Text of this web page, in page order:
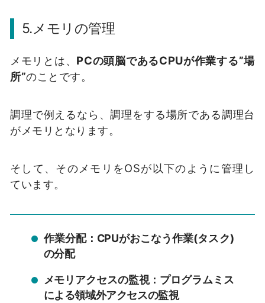
5.メモリの管理
メモリとは、 PCの頭脳であるCPUが作業する”場
所”のことです。
調理で例えるなら、調理をする場所である調理台
がメモリとなります。
そして、そのメモリをOSが以下のように管理し
ています。
作業分配：CPUがおこなう作業(タスク)
の分配
メモリアクセスの監視：プログラムミス
による領域外アクセスの監視